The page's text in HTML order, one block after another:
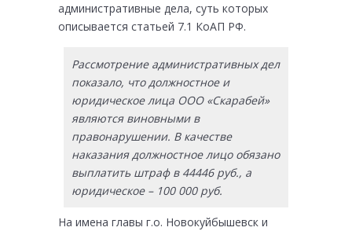
административные дела, суть которых
описывается статьей 7.1 КоАП РФ.
Рассмотрение административных дел
показало, что должностное и
юридическое лица ООО «Скарабей»
являются виновными в
правонарушении. В качестве
наказания должностное лицо обязано
выплатить штраф в 44446 руб., а
юридическое – 100 000 руб.
На имена главы г.о. Новокуйбышевск и